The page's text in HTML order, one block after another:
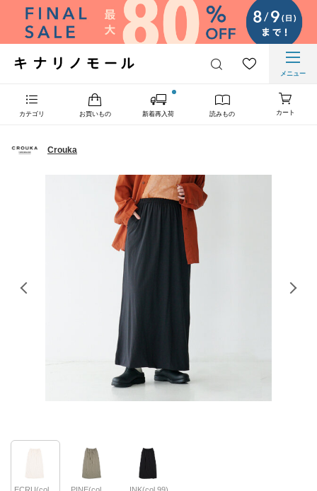
メニュー
カテゴリ お買いもの 新着再入荷 読みもの カート
Crouka